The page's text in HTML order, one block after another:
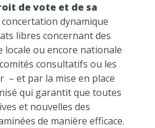
de vote et de sa
dynamique
libres concernant des
locale ou encore nationale
consultatifs ou les
– et par la mise en place
qui garantit que toutes
et nouvelles des
de manière efficace.